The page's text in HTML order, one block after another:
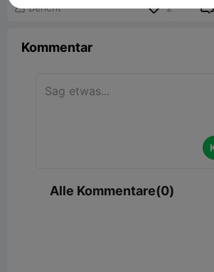
 Bericht 2 
Kommentar
Alle Kommentare(0)